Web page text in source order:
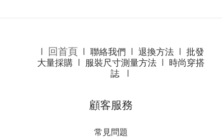
回首頁 聯絡我們 退換方法l 批發
大量採購
服裝尺寸測量方法
時尚穿搭
誌l
顧客服務
常見問題